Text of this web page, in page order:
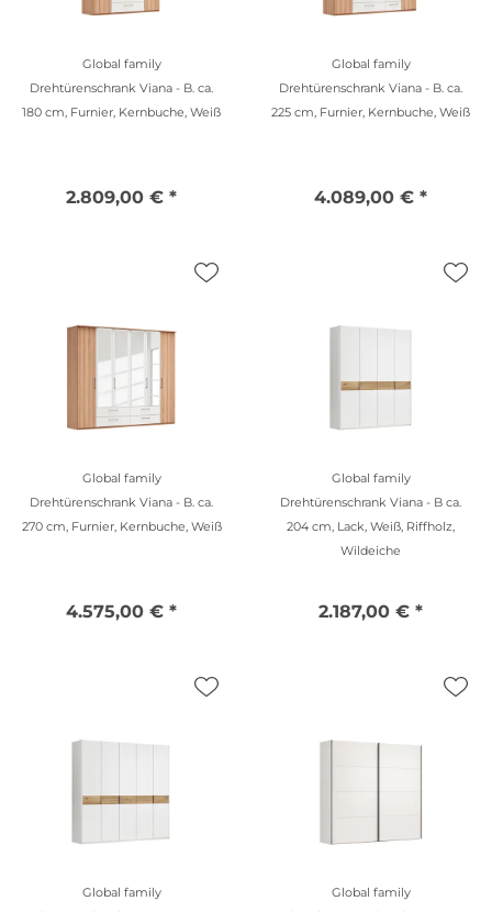
Global family
Drehtürenschrank Viana - B. ca.
180 cm, Furnier, Kernbuche, Weiß
2.809,00 € *
Global family
Drehtürenschrank Viana - B. ca.
225 cm, Furnier, Kernbuche, Weiß
4.089,00 € *
Global family
Drehtürenschrank Viana - B. ca.
270 cm, Furnier, Kernbuche, Weiß
4.575,00 € *
Global family
Drehtürenschrank Viana - B ca.
204 cm, Lack, Weiß, Riffholz,
Wildeiche
2.187,00 € *
Global family
Global family